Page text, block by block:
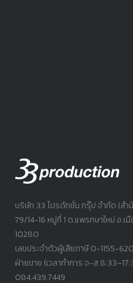
บริษัท 33 โปรดักชั่น กรุ๊ป จำกัด (สำ
79/14-16 หมู่ที่ 1 ต.แพรกษาใหม่ อ.
10280
เลขประจำตัวผู้เสียภาษี 0-1155-
ฝ่ายขาย (เวลาทำการ จ-ส
084.439.7449